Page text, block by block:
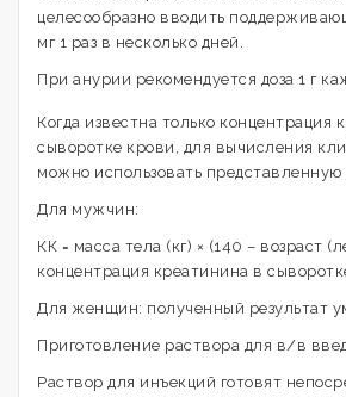
целесообразно вводить
мг 1 раз в несколько дней.
При анурии рекомендуется доза 1 г
Когда известна только концентрация
сыворотке крови, для вычисления
можно использовать
Для мужчин:
КК = масса тела (кг) × (140 – возраст
концентрация креатинина в
Для женщин: полученный результат
Приготовление раствора для в/в
Раствор для инъекций готовят